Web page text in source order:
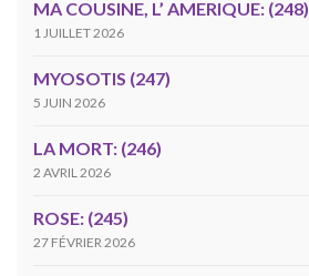
MA COUSINE, L’ AMERIQUE: (248)
1 JUILLET 2026
MYOSOTIS (247)
5 JUIN 2026
LA MORT: (246)
2 AVRIL 2026
ROSE: (245)
27 FÉVRIER 2026